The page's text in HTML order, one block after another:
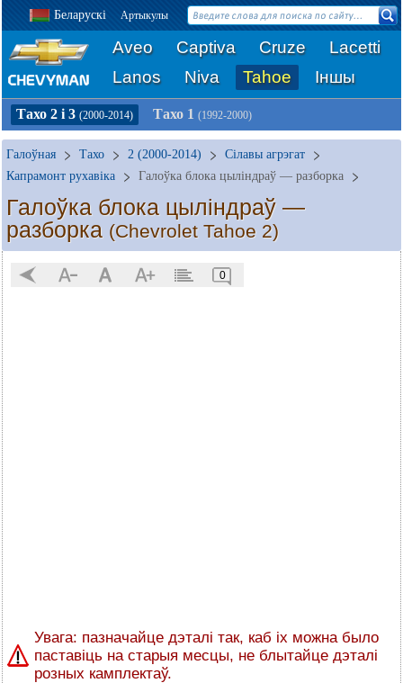
Беларускі Артыкулы
Aveo Captiva Cruze
Lacetti
Lanos
Niva Tahoe Іншы
Тахо 2 і 3 (2000-2014) Тахо 1 (1992-2000)
Галоўная Тахо 2 (2000-2014)
Сілавы агрэгат
Капрамонт рухавіка
Галоўка блока цыліндраў — разборка
Галоўка блока цыліндраў —
разборка (Chevrolet Tahoe 2)
0
Увага: пазначайце дэталі так, каб іх можна было
паставіць на старыя месцы, не блытайце дэталі
розных камплектаў.